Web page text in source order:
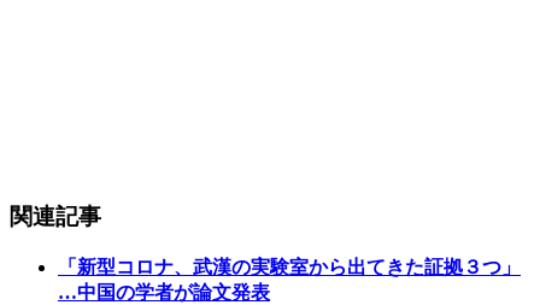
関連記事
「新型コロナ、武漢の実験室から出てきた証拠３つ」
…中国の学者が論文発表